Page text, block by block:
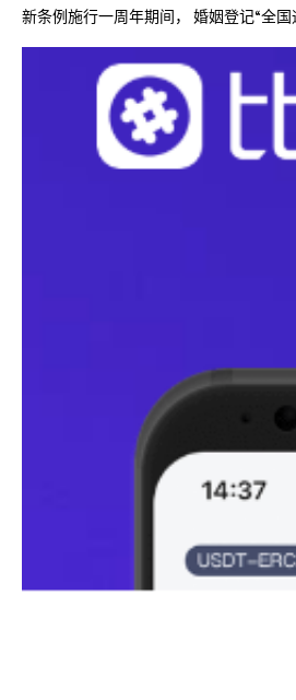
新条例施行一周年期间， 婚姻登记“全